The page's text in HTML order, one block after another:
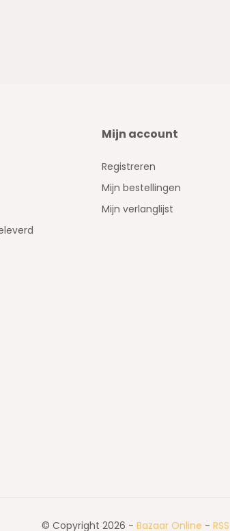
Mijn account
Registreren
Mijn bestellingen
Mijn verlanglijst
© Copyright 2026 - Bazaar Online -